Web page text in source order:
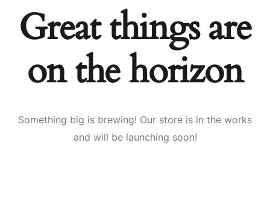
Great things are
on the horizon
Something big is brewing! Our store is in the works
and will be launching soon!